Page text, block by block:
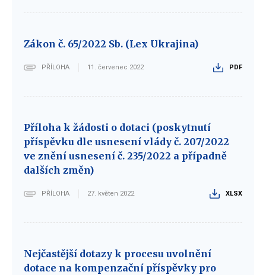
Zákon č. 65/2022 Sb. (Lex Ukrajina)
PŘÍLOHA 11. červenec 2022 PDF
Příloha k žádosti o dotaci (poskytnutí
příspěvku dle usnesení vlády č. 207/2022
ve znění usnesení č. 235/2022 a případně
dalších změn)
PŘÍLOHA 27. květen 2022 XLSX
Nejčastější dotazy k procesu uvolnění
dotace na kompenzační příspěvky pro